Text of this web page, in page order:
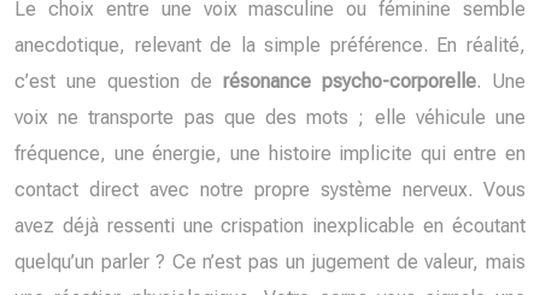
Le choix entre une voix masculine ou féminine semble
anecdotique, relevant de la simple préférence. En réalité,
c’est une question de résonance psycho-corporelle. Une
voix ne transporte pas que des mots ; elle véhicule une
fréquence, une énergie, une histoire implicite qui entre en
contact direct avec notre propre système nerveux. Vous
avez déjà ressenti une crispation inexplicable en écoutant
quelqu’un parler ? Ce n’est pas un jugement de valeur, mais